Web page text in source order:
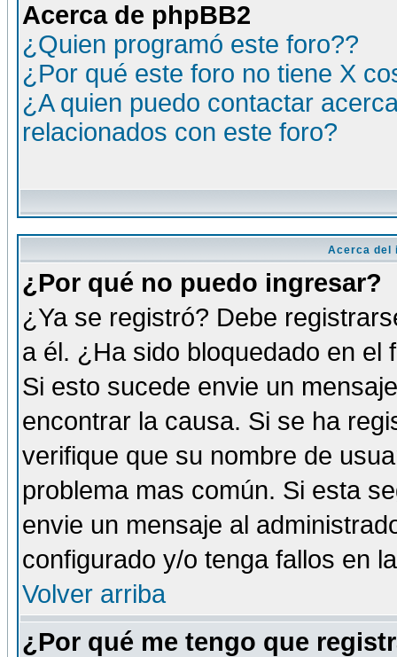
Acerca de phpBB2
¿Quien programó este foro??
¿Por qué este foro no tiene X
¿A quien puedo contactar
relacionados con este foro?
Acerca del
¿Por qué no puedo ingresar?
¿Ya se registró? Debe
a él. ¿Ha sido bloquedado en
Si esto sucede envie un
encontrar la causa. Si se ha
verifique que su nombre de
problema mas común. Si esta
envie un mensaje al
configurado y/o tenga fallos en
Volver arriba
¿Por qué me tengo que